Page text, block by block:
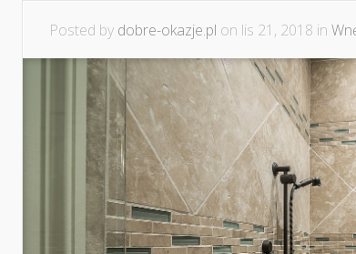
Posted by dobre-okazje.pl on lis 21, 2018 in